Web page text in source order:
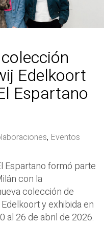
Edelkoort
Espartano
, Eventos
Espartano formó parte
con la
colección de
y exhibida en
al 26 de abril de 2026.